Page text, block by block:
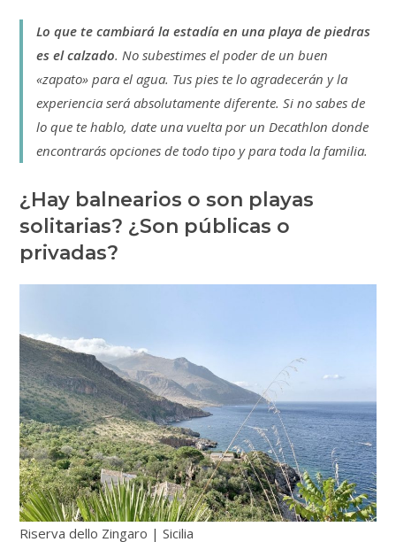
Lo que te cambiará la estadía en una playa de piedras
es el calzado. No subestimes el poder de un buen
«zapato» para el agua. Tus pies te lo agradecerán y la
experiencia será absolutamente diferente. Si no sabes de
lo que te hablo, date una vuelta por un Decathlon donde
encontrarás opciones de todo tipo y para toda la familia.
¿Hay balnearios o son playas
solitarias? ¿Son públicas o
privadas?
Riserva dello Zingaro | Sicilia